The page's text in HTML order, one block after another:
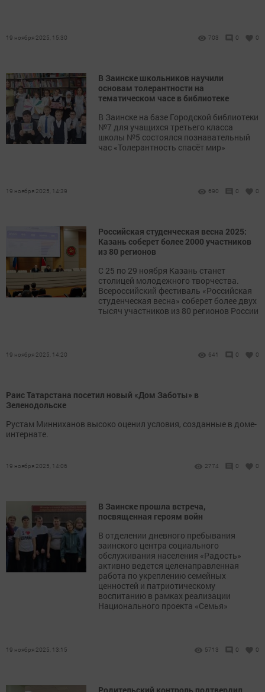
19 ноября 2025, 15:30 703 0 0
В Заинске школьников научили
основам толерантности на
тематическом часе в библиотеке
В Заинске на базе Городской библиотеки
№7 для учащихся третьего класса
школы №5 состоялся познавательный
час «Толерантность спасёт мир»
19 ноября 2025, 14:39 690 0 0
Российская студенческая весна 2025:
Казань соберет более 2000 участников
из 80 регионов
С 25 по 29 ноября Казань станет
столицей молодежного творчества.
Всероссийский фестиваль «Российская
студенческая весна» соберет более двух
тысяч участников из 80 регионов России
19 ноября 2025, 14:20 641 0 0
Раис Татарстана посетил новый «Дом Заботы» в
Зеленодольске
Рустам Минниханов высоко оценил условия, созданные в доме-
интернате.
19 ноября 2025, 14:06 2774 0 0
В Заинске прошла встреча,
посвященная героям войн
В отделении дневного пребывания
заинского центра социального
обслуживания населения «Радость»
активно ведется целенаправленная
работа по укреплению семейных
ценностей и патриотическому
воспитанию в рамках реализации
Национального проекта «Семья»
19 ноября 2025, 13:15 5713 0 0